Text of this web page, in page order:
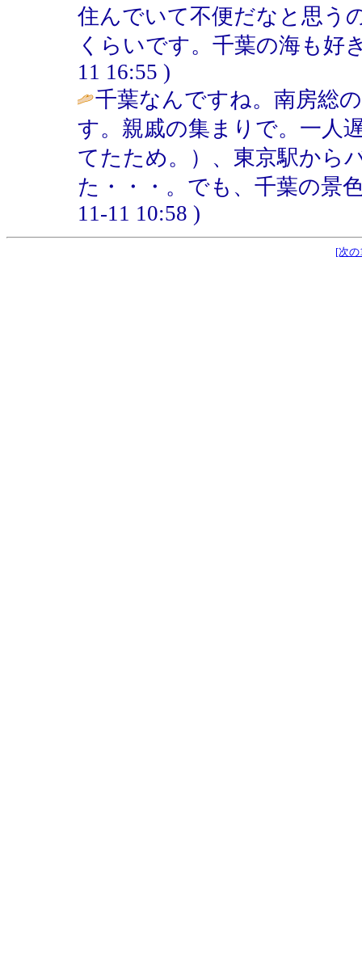
住んでいて不便だなと思う
くらいです。千葉の海も好
11 16:55 )
千葉なんですね。南房総
す。親戚の集まりで。一人
てたため。）、東京駅から
た・・・。でも、千葉の景
11-11 10:58 )
[次